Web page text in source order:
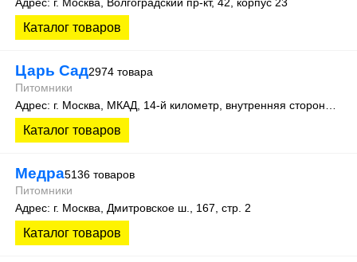
Каталог товаров
Царь Сад2974 товара
Питомники
Каталог товаров
Медра5136 товаров
Питомники
Адрес: г. Москва, Дмитровское ш., 167, стр. 2
Каталог товаров